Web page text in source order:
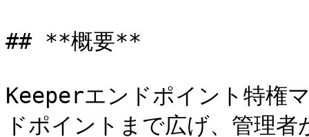
## **概要**
Keeperエンドポイント特権
ドポイントまで広げ、管理